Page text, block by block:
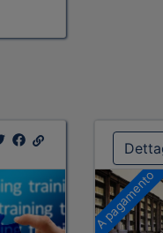
A pagamento